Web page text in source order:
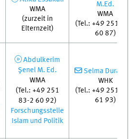
WMA
(zurzeit in
Elternzeit)
M.Ed.
WMA
(Tel.: +49 251 83-
60 87)
Abdulkerim
Şenel M. Ed.
WMA
(Tel.: +49 251
83-2 60 92)
Forschungsstelle
Islam und Politik
Selma
WHK
(Tel.: +49 251 83-
61 93)